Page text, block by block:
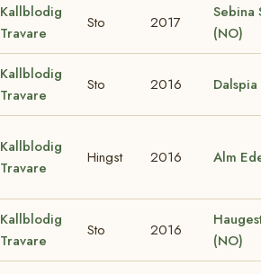
Kallblodig
Travare
Sto 2017
Sebina
(NO)
Kallblodig
Travare
Sto 2016
Kallblodig
Travare
Hingst 2016 Alm
Kallblodig
Travare
Sto 2016
(NO)